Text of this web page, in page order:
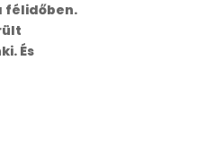
félidőben.
És